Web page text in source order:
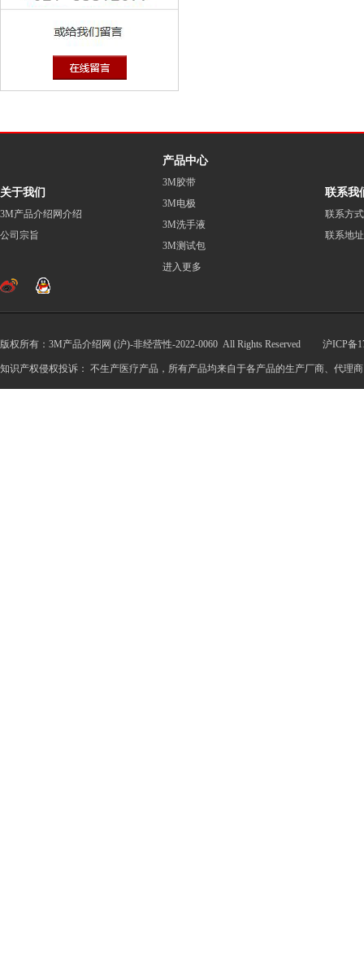
关于我们
3M产品介绍网介绍
公司宗旨
产品中心
3M胶带
3M电极
3M洗手液
3M测试包
进入更多
联系我
联系方式
联系地址
版权所有：3M产品介绍网 (沪)-非经营性-2022-0060 All Rights Reserved 沪ICP备
知识产权侵权投诉： 不生产医疗产品，所有产品均来自于各产品的生产厂商、代理